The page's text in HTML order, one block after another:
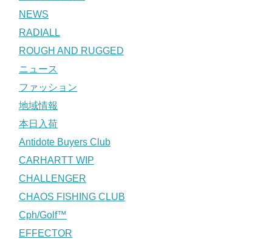
NEWS
RADIALL
ROUGH AND RUGGED
ニュース
ファッション
地域情報
本日入荷
Antidote Buyers Club
CARHARTT WIP
CHALLENGER
CHAOS FISHING CLUB
Cph/Golf™
EFFECTOR